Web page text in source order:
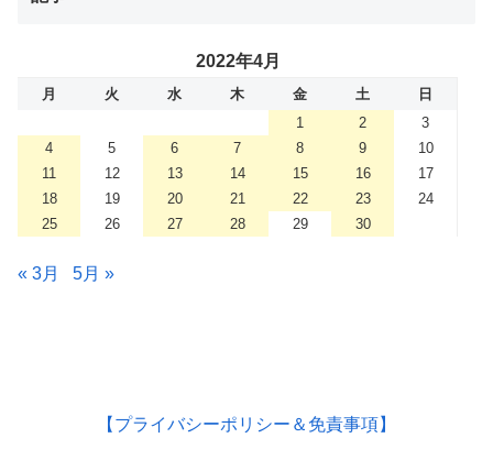
2022年4月
月 火 水 木 金 土
日
1
2
3
4
5 6 7 8 9
10
11
12 13 14 15 16
17
18
19 20 21 22 23
24
25
26 27 28 29 30
« 3月 5月 »
【プライバシーポリシー＆免責事項】